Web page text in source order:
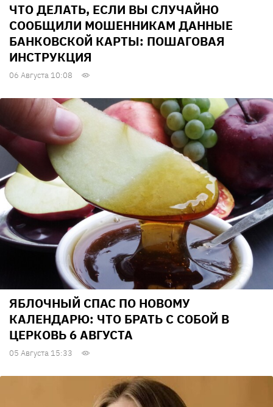
ЧТО ДЕЛАТЬ, ЕСЛИ ВЫ СЛУЧАЙНО
СООБЩИЛИ МОШЕННИКАМ ДАННЫЕ
БАНКОВСКОЙ КАРТЫ: ПОШАГОВАЯ
ИНСТРУКЦИЯ
06 Августа 10:08
ЯБЛОЧНЫЙ СПАС ПО НОВОМУ
КАЛЕНДАРЮ: ЧТО БРАТЬ С СОБОЙ В
ЦЕРКОВЬ 6 АВГУСТА
05 Августа 15:33